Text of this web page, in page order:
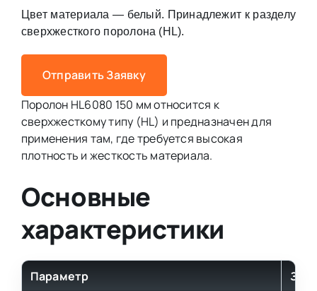
Цвет материала — белый. Принадлежит к разделу
сверхжесткого поролона (HL).
Отправить Заявку
Поролон HL6080 150 мм относится к
сверхжесткому типу (HL) и предназначен для
применения там, где требуется высокая
плотность и жесткость материала.
Основные
характеристики
Параметр